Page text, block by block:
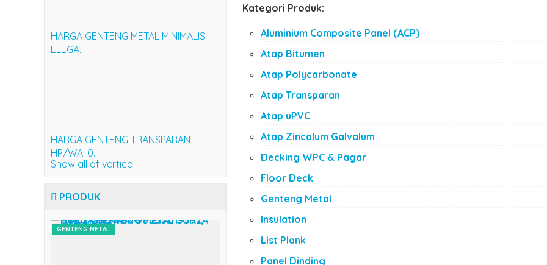
Kategori Produk:
Aluminium Composite Panel (ACP)
Atap Bitumen
Atap Polycarbonate
Atap Transparan
Atap uPVC
Atap Zincalum Galvalum
Decking WPC & Pagar
Floor Deck
Genteng Metal
Insulation
List Plank
Panel Dinding
HARGA GENTENG METAL MINIMALIS
ELEGA...
HARGA GENTENG TRANSPARAN |
HP/WA: 0...
Show all of vertical
PRODUK
GENTENG METAL